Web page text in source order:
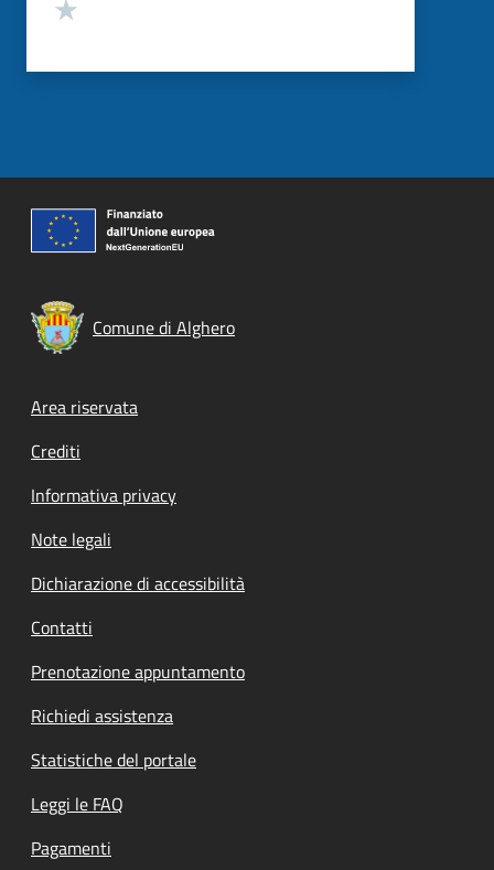
Comune di Alghero
Footer menu
Area riservata
Crediti
Informativa privacy
Note legali
Dichiarazione di accessibilità
Contatti
Prenotazione appuntamento
Richiedi assistenza
Statistiche del portale
Leggi le FAQ
Pagamenti